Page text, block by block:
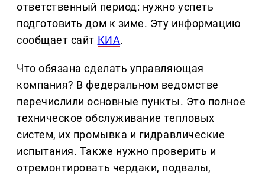
ответственный период: нужно успеть
подготовить дом к зиме. Эту информацию
сообщает сайт КИА.
Что обязана сделать управляющая
компания? В федеральном ведомстве
перечислили основные пункты. Это полное
техническое обслуживание тепловых
систем, их промывка и гидравлические
испытания. Также нужно проверить и
отремонтировать чердаки, подвалы,